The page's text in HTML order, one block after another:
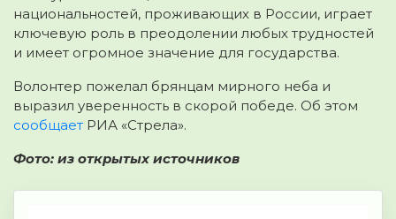
национальностей, проживающих в России, играет
ключевую роль в преодолении любых трудностей
и имеет огромное значение для государства.
Волонтер пожелал брянцам мирного неба и
выразил уверенность в скорой победе. Об этом
сообщает РИА «Стрела».
Фото: из открытых источников